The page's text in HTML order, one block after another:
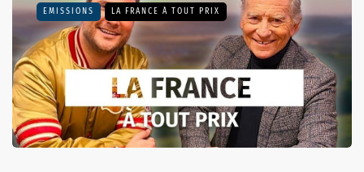
EMISSIONS LA FRANCE À TOUT PRIX